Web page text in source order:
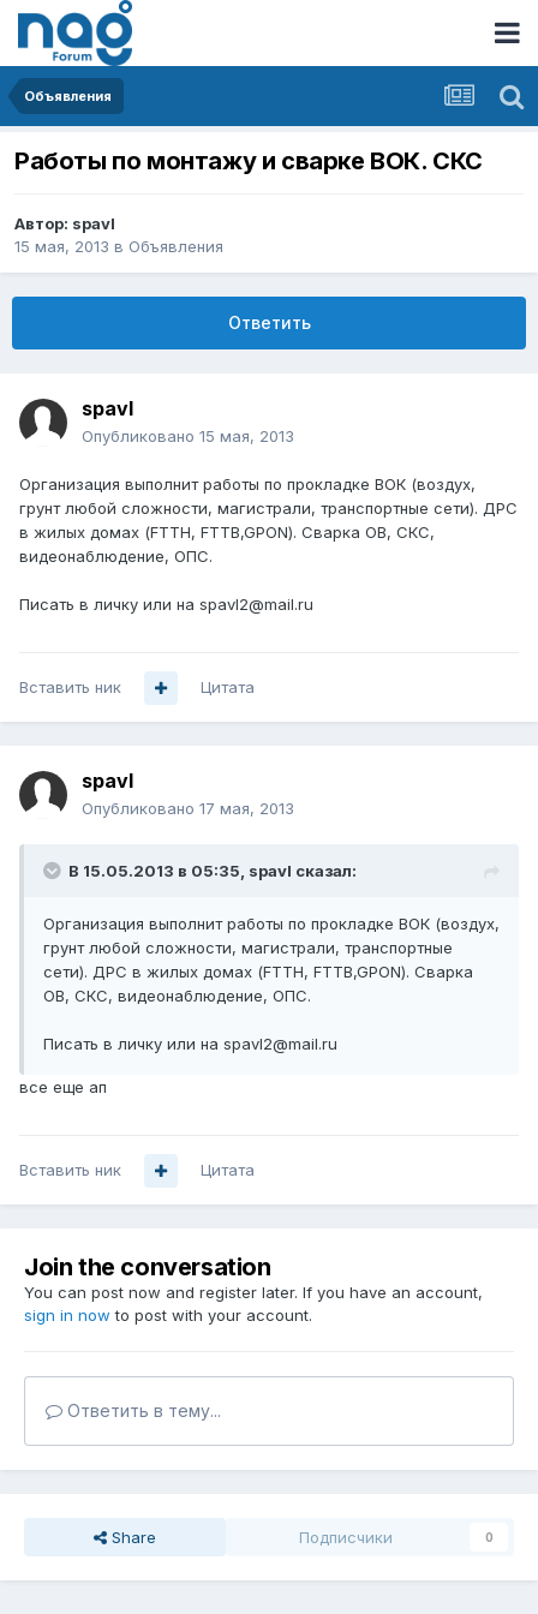
Объявления
Работы по монтажу и сварке ВОК. СКС
Автор: spavl
15 мая, 2013 в Объявления
Ответить
spavl
Опубликовано 15 мая, 2013
Организация выполнит работы по прокладке ВОК (воздух,
грунт любой сложности, магистрали, транспортные сети). ДРС
в жилых домах (FTTH, FTTB,GPON). Сварка ОВ, СКС,
видеонаблюдение, ОПС.
Писать в личку или на spavl2@mail.ru
Вставить ник Цитата
spavl
Опубликовано 17 мая, 2013
В 15.05.2013 в 05:35, spavl сказал:
Организация выполнит работы по прокладке ВОК (воздух,
грунт любой сложности, магистрали, транспортные
сети). ДРС в жилых домах (FTTH, FTTB,GPON). Сварка
ОВ, СКС, видеонаблюдение, ОПС.
Писать в личку или на spavl2@mail.ru
все еще ап
Вставить ник Цитата
Join the conversation
You can post now and register later. If you have an account,
sign in now to post with your account.
Ответить в тему...
Share Подписчики 0